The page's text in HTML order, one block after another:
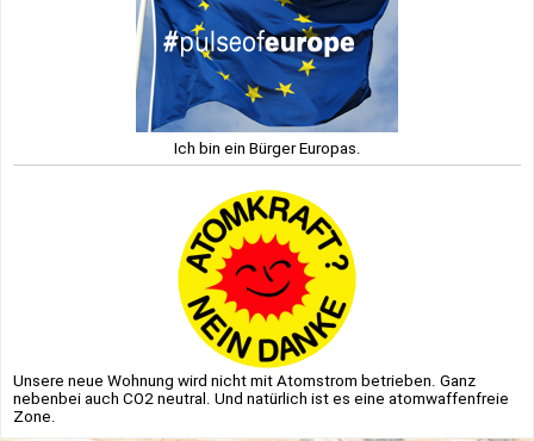
Ich bin ein Bürger Europas.
Unsere neue Wohnung wird nicht mit Atomstrom betrieben. Ganz
nebenbei auch CO2 neutral. Und natürlich ist es eine atomwaffenfreie
Zone.